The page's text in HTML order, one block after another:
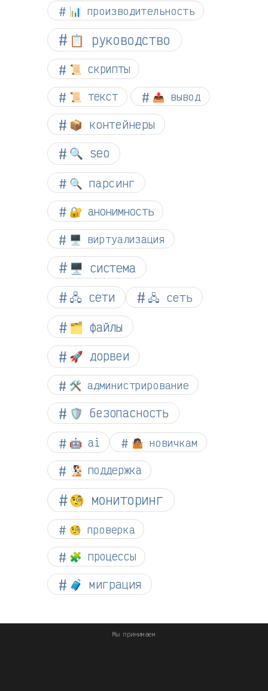
📊 производительность
📋 руководство
📜 скрипты
📜 текст 📤 вывод
📦 контейнеры
🔍 seo
🔍 парсинг
🔐 анонимность
🖥️ виртуализация
🖥️ система
🖧 сети
🖧 сеть
🗂️ файлы
🚀 дорвеи
🛠️ администрирование
🛡️ безопасность
🤖 ai 🤷🏽 новичкам
🧏🏻 поддержка
🧐 мониторинг
🧐 проверка
🧩 процессы
🧳 миграция
Мы принимаем